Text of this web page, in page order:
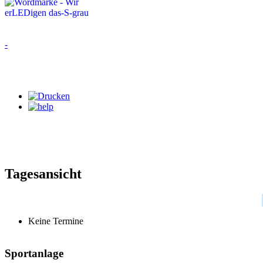
-
Tagesansicht
Keine Termine
Sportanlage